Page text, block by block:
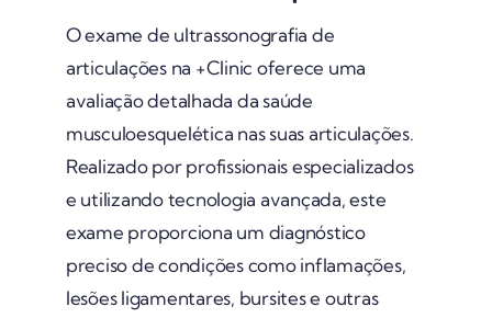
O exame de ultrassonografia de
articulações na +Clinic oferece uma
avaliação detalhada da saúde
musculoesquelética nas suas articulações.
Realizado por profissionais especializados
e utilizando tecnologia avançada, este
exame proporciona um diagnóstico
preciso de condições como inflamações,
lesões ligamentares, bursites e outras